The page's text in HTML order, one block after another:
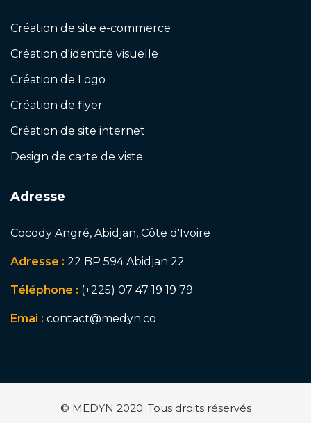
Création de site e-commerce
Création d'identité visuelle
Création de Logo
Création de flyer
Création de site internet
Design de carte de viste
Adresse
Cocody Angré, Abidjan, Côte d'Ivoire
Adresse : 22 BP 594 Abidjan 22
Téléphone : (+225) 07 47 19 19 79
Emai : contact@medyn.co
© MEDYN 2020. Tous droits réservés